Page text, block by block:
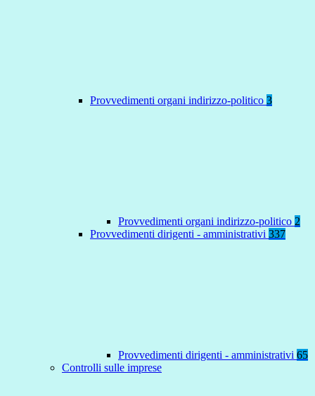
Provvedimenti organi indirizzo-politico 3
Provvedimenti organi indirizzo-politico 2
Provvedimenti dirigenti - amministrativi 337
Provvedimenti dirigenti - amministrativi 65
Controlli sulle imprese